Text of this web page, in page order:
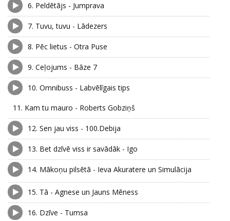
6. Peldētājs - Jumprava
7. Tuvu, tuvu - Lādezers
8. Pēc lietus - Otra Puse
9. Ceļojums - Bāze 7
10. Omnibuss - Labvēlīgais tips
11. Kam tu mauro - Roberts Gobziņš
12. Sen jau viss - 100.Debija
13. Bet dzīvē viss ir savādāk - Igo
14. Mākoņu pilsētā - Ieva Akuratere un Simulācija
15. Tā - Agnese un Jauns Mēness
16. Dzīve - Tumsa